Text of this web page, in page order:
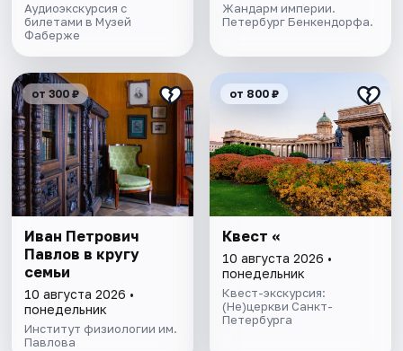
Аудиоэкскурсия с
билетами в Музей
Фаберже
Жандарм империи.
Петербург Бенкендорфа.
от 300 ₽
Иван Петрович
Павлов в кругу
семьи
10 августа 2026 •
понедельник
Институт физиологии им.
Павлова
от 800 ₽
Квест «
10 августа 2026 •
понедельник
Квест-экскурсия:
(Не)церкви Санкт-
Петербурга